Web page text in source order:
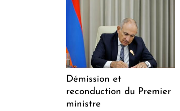
Démission et
reconduction du Premier
ministre